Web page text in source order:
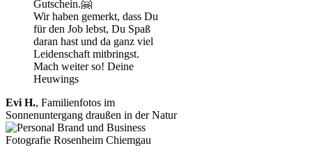
Gutschein.🤗
Wir haben gemerkt, dass Du
für den Job lebst, Du Spaß
daran hast und da ganz viel
Leidenschaft mitbringst.
Mach weiter so! Deine
Heuwings
Evi H., Familienfotos im
Sonnenuntergang draußen in der Natur